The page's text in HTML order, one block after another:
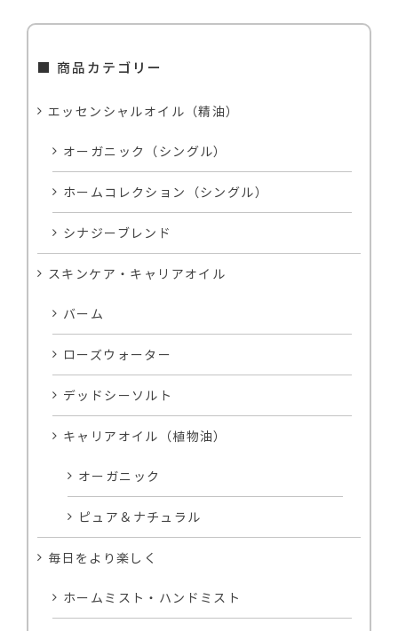
■ 商品カテゴリー
エッセンシャルオイル（精油）
オーガニック（シングル）
ホームコレクション（シングル）
シナジーブレンド
スキンケア・キャリアオイル
バーム
ローズウォーター
デッドシーソルト
キャリアオイル（植物油）
オーガニック
ピュア＆ナチュラル
毎日をより楽しく
ホームミスト・ハンドミスト